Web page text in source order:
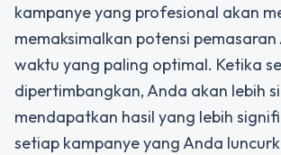
kampanye yang profesional akan
memaksimalkan potensi
waktu yang paling optimal. Ketika
dipertimbangkan, Anda akan lebih
mendapatkan hasil yang lebih
setiap kampanye yang Anda